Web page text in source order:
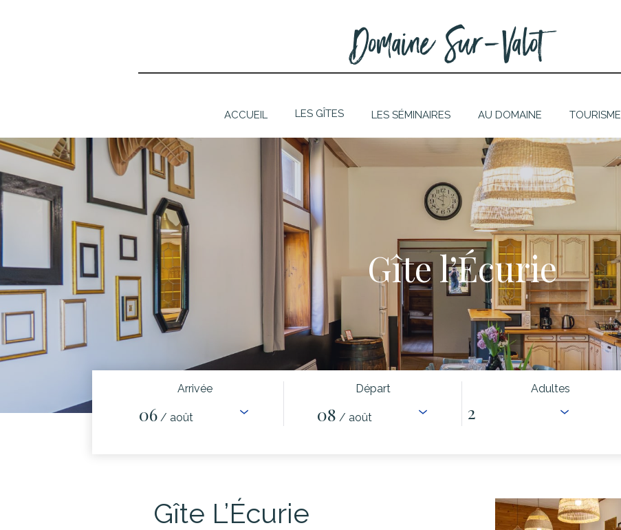
Domaine Sur-Valot
ACCUEIL LES GÎTES LES SÉMINAIRES AU DOMAINE TOURISME
Gîte l’Écurie
Arrivée
06 / août
Départ
08 / août
Adultes
Gîte L’Écurie